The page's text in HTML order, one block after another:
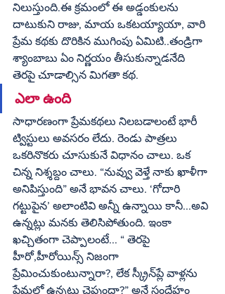
నిలుస్తుంది.ఈ క్రమంలో ఈ అడ్డంకులను
దాటుకుని రాజు, మాయ ఒకటయ్యాయా, వారి
ప్రేమ కథకు దొరికిన ముగింపు ఏమిటి..తండ్రిగా
శ్యాంబాబు ఏం నిర్ణయం తీసుకున్నాడనేది
తెరపై చూడాల్సిన మిగతా కథ.
ఎలా ఉంది
సాధారణంగా ప్రేమకథలు నిలబడాలంటే భారీ
ట్విస్టులు అవసరం లేదు. రెండు పాత్రలు
ఒకరినొకరు చూసుకునే విధానం చాలు. ఒక
చిన్న నిశ్శబ్దం చాలు. “నువ్వు వెళ్తే నాకు ఖాళీగా
అనిపిస్తుంది” అనే భావన చాలు. ‘గోదారి
గట్టుపైన’ అలాంటివి అన్నీ ఉన్నాయి కానీ...అవి
ఉన్నట్లు మనకు తెలిసిపోతుంది. ఇంకా
ఖచ్చితంగా చెప్పాలంటే... “ తెరపై
హీరో,హీరోయిన్స్ నిజంగా
ప్రేమించుకుంటున్నారా?, లేక స్క్రీన్‌ప్లే వాళ్లను
ప్రేమలో ఉన్నట్టు చెప్తుందా?” అనే సందేహం